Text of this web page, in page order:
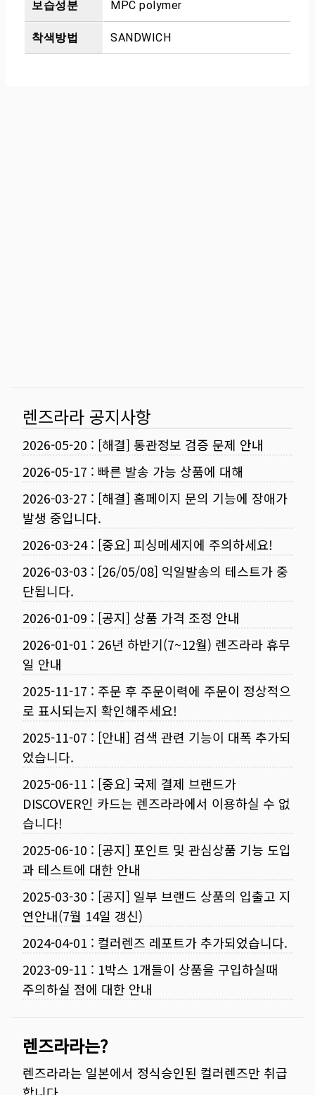
보습성분 MPC polymer
착색방법 SANDWICH
렌즈라라 공지사항
2026-05-20 : [해결] 통관정보 검증 문제 안내
2026-05-17 : 빠른 발송 가능 상품에 대해
2026-03-27 : [해결] 홈페이지 문의 기능에 장애가
발생 중입니다.
2026-03-24: [중요] 피싱메세지에 주의하세요!
2026-03-03 : [26/05/08] 익일발송의 테스트가 중
단됩니다.
2026-01-09 : [공지] 상품 가격 조정 안내
2026-01-01 : 26년 하반기(7~12월) 렌즈라라 휴무
일 안내
2025-11-17 : 주문 후 주문이력에 주문이 정상적으
로 표시되는지 확인해주세요!
2025-11-07 : [안내] 검색 관련 기능이 대폭 추가되
었습니다.
2025-06-11 : [중요] 국제 결제 브랜드가
DISCOVER인 카드는 렌즈라라에서 이용하실 수 없
습니다!
2025-06-10 : [공지] 포인트 및 관심상품 기능 도입
과 테스트에 대한 안내
2025-03-30 : [공지] 일부 브랜드 상품의 입출고 지
연안내(7월 14일 갱신)
2024-04-01 : 컬러렌즈 레포트가 추가되었습니다.
2023-09-11 : 1박스 1개들이 상품을 구입하실때
주의하실 점에 대한 안내
렌즈라라는?
렌즈라라는 일본에서 정식승인된 컬러렌즈만 취급